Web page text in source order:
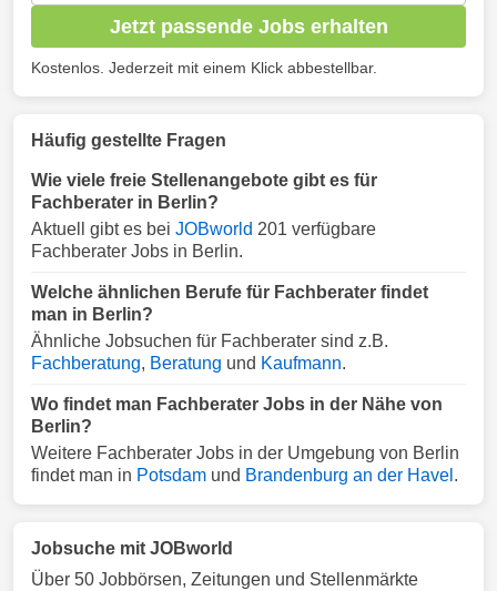
Jetzt passende Jobs erhalten
Kostenlos. Jederzeit mit einem Klick abbestellbar.
Häufig gestellte Fragen
Wie viele freie Stellenangebote gibt es für
Fachberater in Berlin?
Aktuell gibt es bei JOBworld 201 verfügbare
Fachberater Jobs in Berlin.
Welche ähnlichen Berufe für Fachberater findet
man in Berlin?
Ähnliche Jobsuchen für Fachberater sind z.B.
Fachberatung, Beratung und Kaufmann.
Wo findet man Fachberater Jobs in der Nähe von
Berlin?
Weitere Fachberater Jobs in der Umgebung von Berlin
findet man in Potsdam und Brandenburg an der Havel .
Jobsuche mit JOBworld
Über 50 Jobbörsen, Zeitungen und Stellenmärkte